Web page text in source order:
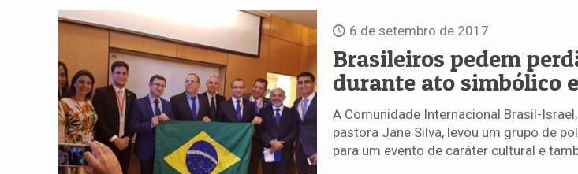
6 de setembro de 2017
Brasileiros pedem
durante ato simbólico
A Comunidade Internacional Brasil-
pastora Jane Silva, levou um grupo de
para um evento de caráter cultural e